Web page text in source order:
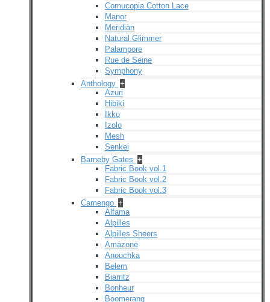
Cornucopia Cotton Lace
Manor
Meridian
Natural Glimmer
Palampore
Rue de Seine
Symphony
Anthology +
Azuri
Hibiki
Ikko
Izolo
Mesh
Senkei
Barneby Gates +
Fabric Book vol.1
Fabric Book vol.2
Fabric Book vol.3
Camengo +
Alfama
Alpilles
Alpilles Sheers
Amazone
Anouchka
Belem
Biarritz
Bonheur
Boomerang